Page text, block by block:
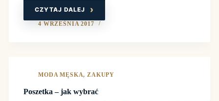
CZYTAJ DALEJ
SPODNIE
DZIURAMI
4 WRZEŚNIA 2017
MODA MĘSKA,ZAKUPY
Poszetka – jak wybrać